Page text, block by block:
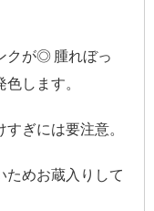
クが◎ 腫れぼっ
します。
ぎには要注意。
ためお蔵入りして